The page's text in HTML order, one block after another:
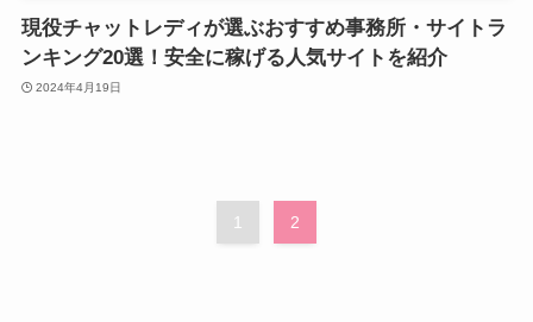
現役チャットレディが選ぶおすすめ事務所・サイトラ
ンキング20選！安全に稼げる人気サイトを紹介
2024年4月19日
1 2